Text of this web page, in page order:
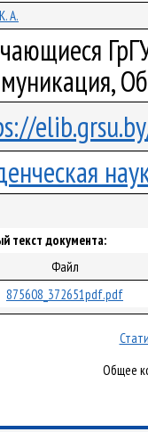
А.
текст документа:
Файл
875608_372651pdf.pdf
Общее